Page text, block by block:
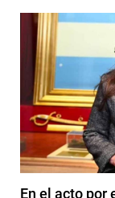
En el acto por